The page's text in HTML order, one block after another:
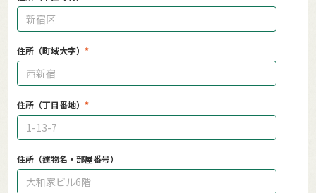
住所（町域大字）
住所（丁目番地）
住所（建物名・部屋番号）